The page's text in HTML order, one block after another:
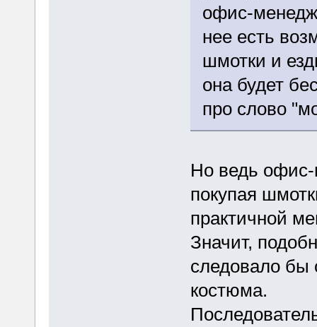
офис-
нее есть
шмотки и
она будет
про слово
Но ведь офис-
покупая
практичной
Значит,
следовало бы
костюма.